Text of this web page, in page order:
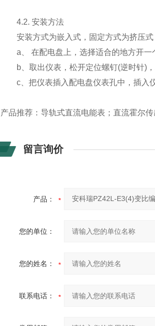
4.2. 安装方法
安装方式为嵌入式，固定方式为挤压式
a、 在配电盘上，选择适合的地方开一
b、取出仪表，松开定位螺钉(逆时针)，
c、把仪表插入配电盘仪表孔中，插入仪
产品推荐：导轨式直流电能表；直流霍尔
留言询价
产品：
您的单位：
您的姓名：
联系电话：